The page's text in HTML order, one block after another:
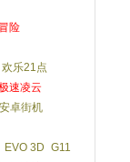
险
欢乐21点
速凌云
安卓街机
EVO 3D G11